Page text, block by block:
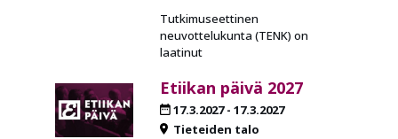
Tutkimuseettinen
neuvottelukunta (TENK) on
laatinut
Etiikan päivä 2027
17.3.2027- 17.3.2027
Tieteiden talo